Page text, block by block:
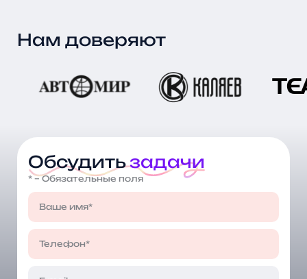
Нам доверяют
Обсудитьзадачи
* – Обязательные поля